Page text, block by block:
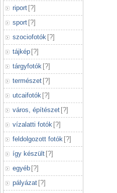
riport [?]
sport [?]
szociofotók [?]
tájkép [?]
tárgyfotók [?]
természet [?]
utcaifotók [?]
város, építészet [?]
vízalatti fotók [?]
feldolgozott fotók [?]
így készült [?]
egyéb [?]
pályázat [?]